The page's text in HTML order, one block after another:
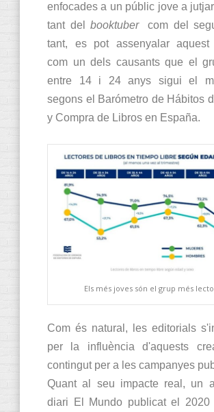
enfocades a un públic jove a
tant delbooktuber
com del
tant, es pot assenyalar aquest
com un dels causants que el
entre 14 i 24 anys sigui el
segons el Barómetro de Hábitos
y Compra de Libros en España.
Els més joves són el grup més
Com és natural, les editorials
per la influència d'aquests
contingut per a les campanyes
Quant al seu impacte real, un
diari El Mundo publicat el 2020